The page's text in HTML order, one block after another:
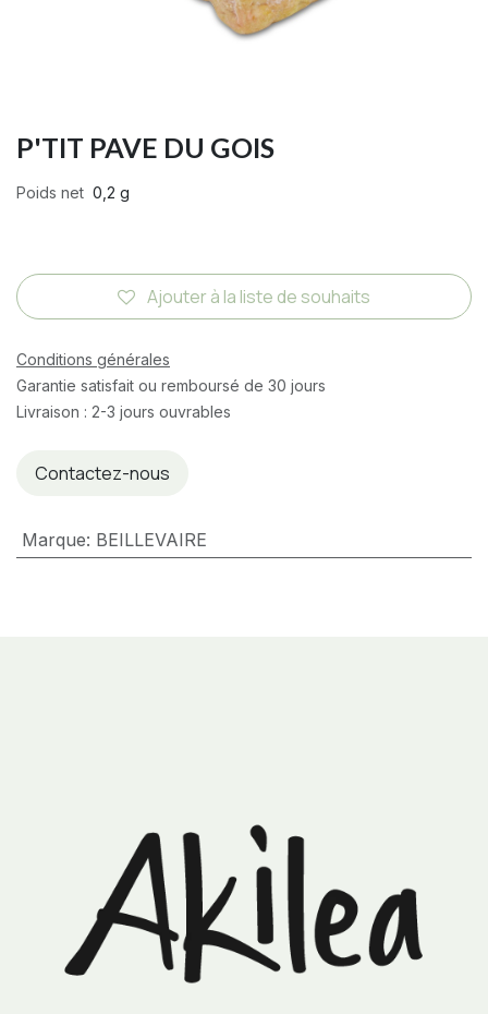
P'TIT PAVE DU GOIS
Poids net 0,2 g
Ajouter à la liste de souhaits
Conditions générales
Garantie satisfait ou remboursé de 30 jours
Livraison : 2-3 jours ouvrables
Contactez-nous
Marque: BEILLEVAIRE